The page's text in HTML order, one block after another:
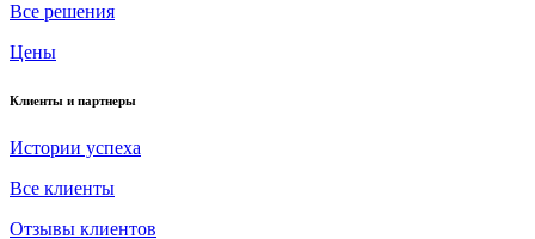
Все решения
Цены
Клиенты и партнеры
Истории успеха
Все клиенты
Отзывы клиентов